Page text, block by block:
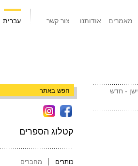
עברית צור קשר אודותנו מאמרים
קטלוג הספרים
כותרים מחברים
ישן - חדש